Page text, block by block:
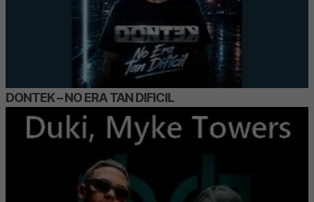
DONTEK – NO ERA TAN DIFICIL